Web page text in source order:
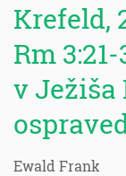
Krefeld,
Rm
v Ježiša
Ewald Frank